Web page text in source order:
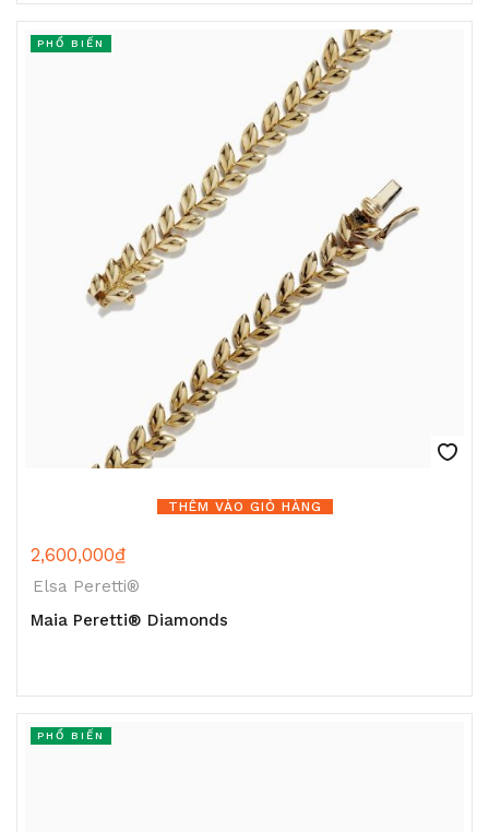
THÊM VÀO GIỎ HÀNG
PHỔ BIẾN
2,600,000₫
Elsa Peretti®
Maia Peretti® Diamonds
PHỔ BIẾN